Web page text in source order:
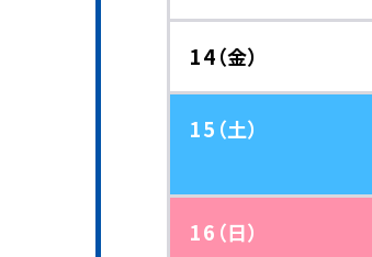
14（金）
15（土）
16（日）